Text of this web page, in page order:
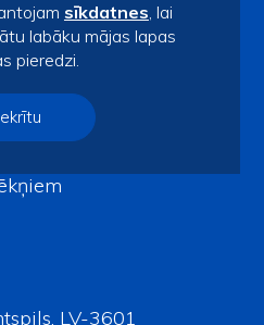
LV-3601
sīkdatnes, lai
labāku mājas lapas
pieredzi.